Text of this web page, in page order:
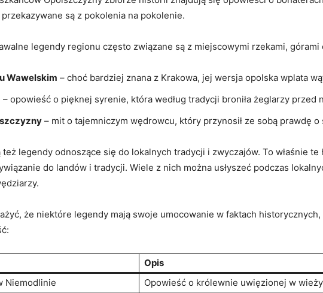
są ‌z pokolenia na pokolenie.
legendy regionu⁤ często​ związane są z miejscowymi rzekami, górami
‍Wawelskim – choć bardziej znana z Krakowa,‍ jej wersja opolska wplata
⁢– opowieść⁣ o pięknej syrenie, która według tradycji ⁤broniła żeglarzy przed
– ‍mit o tajemniczym wędrowcu, który przynosił ze sobą prawdę
legendy odnoszące się do lokalnych tradycji i zwyczajów.⁤ To właśnie
do ‍landów i tradycji. Wiele‍ z nich można usłyszeć podczas
że niektóre‍ legendy ‍mają swoje umocowanie w faktach
Opis
Niemodlinie
Opowieść o królewnie​ uwięzionej⁤ w